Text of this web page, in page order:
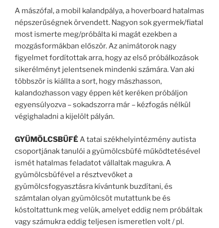
A mászófal, a mobil kalandpálya, a hoverboard hatalmas
népszerűségnek örvendett. Nagyon sok gyermek/fiatal
most ismerte meg/próbálta ki magát ezekben a
mozgásformákban először. Az animátorok nagy
figyelmet fordítottak arra, hogy az első próbálkozások
sikerélményt jelentsenek mindenki számára. Van aki
többször is kiállta a sort, hogy mászhasson,
kalandozhasson vagy éppen két keréken próbáljon
egyensúlyozva – sokadszorra már – kézfogás nélkül
végighaladni a kijelölt pályán.
GYÜMÖLCSBÜFÉA tatai székhelyintézmény autista
csoportjának tanulói a gyümölcsbüfé működtetésével
ismét hatalmas feladatot vállaltak magukra. A
gyümölcsbüfével a résztvevőket a
gyümölcsfogyasztásra kívántunk buzdítani, és
számtalan olyan gyümölcsöt mutattunk be és
kóstoltattunk meg velük, amelyet eddig nem próbáltak
vagy számukra eddig teljesen ismeretlen volt / pl.